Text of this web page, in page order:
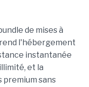
de mises à
l'hébergement
instantanée
et la
premium sans